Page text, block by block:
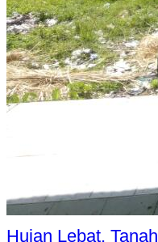
Hujan Lebat,